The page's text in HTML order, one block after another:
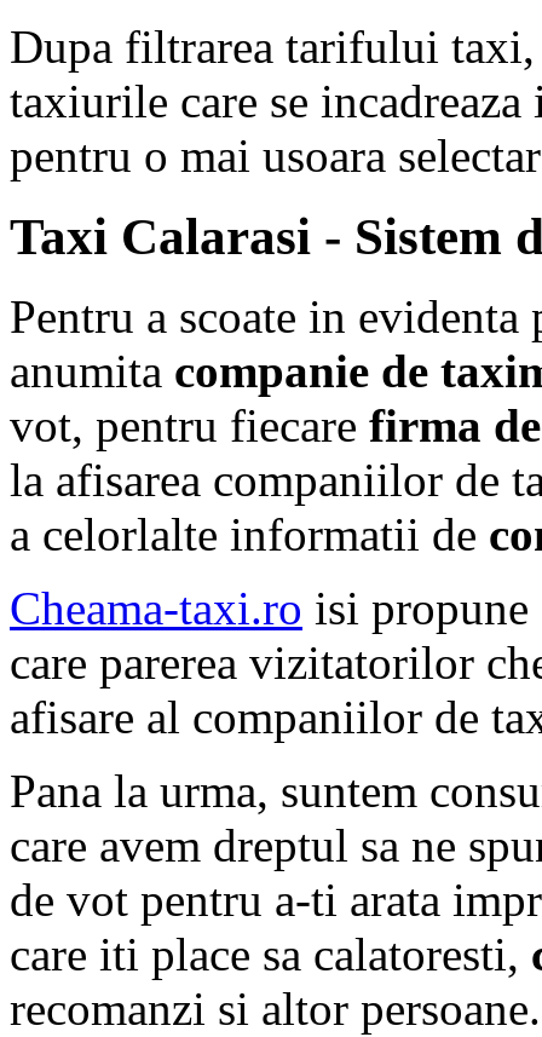
Dupa filtrarea tarifului
taxiurile care se
pentru o mai usoara
Taxi Calarasi - Sistem
Pentru a scoate in evidenta
anumita companie de
vot, pentru fiecare firma
la afisarea companiilor de
a celorlalte informatii de
Cheama-taxi.ro isi propune
care parerea vizitatorilor
afisare al companiilor de
Pana la urma, suntem
care avem dreptul sa ne
de vot pentru a-ti arata
care iti place sa calatoresti,
recomanzi si altor persoane.